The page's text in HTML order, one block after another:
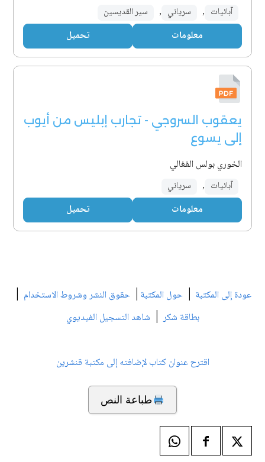
آبائيات , سرياني , سير القديسين
معلومات تحميل
يعقوب السروجي - تجارب إبليس من أيوب
إلى يسوع
الخوري بولس الفغالي
آبائيات , سرياني
معلومات تحميل
عودة إلى المكتبة | حول المكتبة | حقوق النشر وشروط الاستخدام |
بطاقة شكر| شاهد التسجيل الفيديوي
اقترح عنوان كتاب لإضافته إلى مكتبة قنشرين
طباعة النص